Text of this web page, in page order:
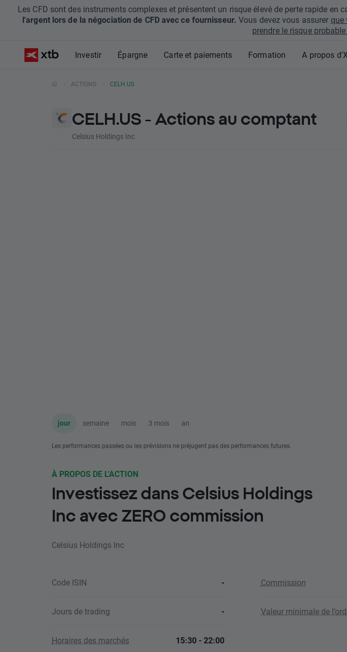
Les CFD sont des instruments complexes et présentent un risque élevé de perte rapide en
l'argent lors de la négociation de CFD avec ce fournisseur. Vous devez vous assurer que
prendre le risque
Investir Épargne Carte et paiements Formation A propos
ACTIONS CELH.US
CELH.US - Actions au comptant
Celsius Holdings Inc
jour semaine mois 3 mois an
Les performances passées ou les prévisions ne préjugent pas des performances futures.
À PROPOS DE L'ACTION
Investissez dans Celsius Holdings
Inc avec ZERO commission
Celsius Holdings Inc
Code ISIN - Commission
Jours de trading - Valeur minimale de
Horaires des marchés 15:30 - 22:00